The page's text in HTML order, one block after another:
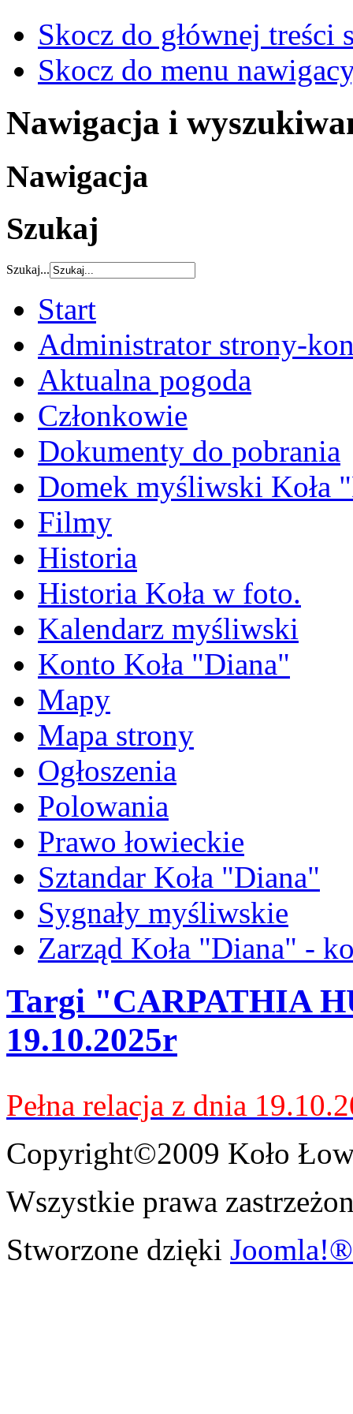
Skocz do głównej treści
Skocz do menu
Nawigacja i
Nawigacja
Szukaj
Szukaj...
Start
Administrator strony-
Aktualna pogoda
Członkowie
Dokumenty do pobrania
Domek myśliwski Koła
Filmy
Historia
Historia Koła w foto.
Kalendarz myśliwski
Konto Koła "Diana"
Mapy
Mapa strony
Ogłoszenia
Polowania
Prawo łowieckie
Sztandar Koła "Diana"
Sygnały myśliwskie
Zarząd Koła "Diana" -
Targi "CARPATHIA
19.10.2025r
Pełna relacja z dnia
Copyright©2009 Koło
Wszystkie prawa
Stworzone dzięki Joomla!®